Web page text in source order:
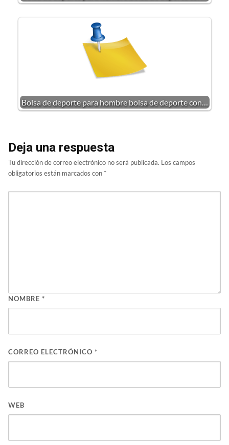
Bolsa de deporte para hombre bolsa de deporte con…
Deja una respuesta
Tu dirección de correo electrónico no será publicada. Los campos
obligatorios están marcados con *
NOMBRE *
CORREO ELECTRÓNICO *
WEB